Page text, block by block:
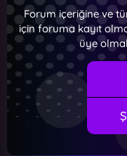
Forum içeriğine ve
için foruma kayıt
üye